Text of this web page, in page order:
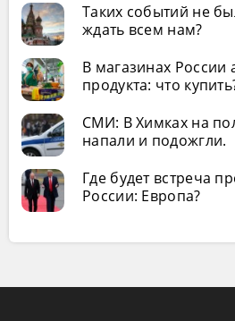
Таких событий не
ждать всем нам?
В магазинах России
продукта: что
СМИ: В Химках на
напали и подожгли.
Где будет встреча
России: Европа?